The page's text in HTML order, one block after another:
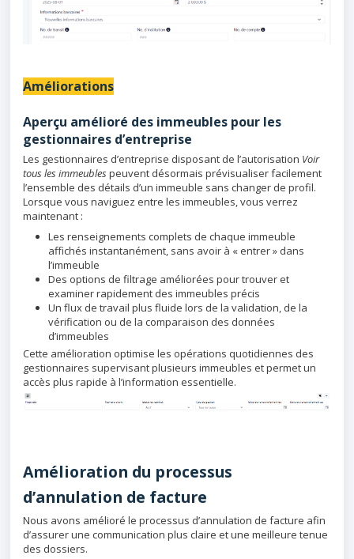
Améliorations
Aperçu amélioré des immeubles pour les
gestionnaires d’entreprise
Les gestionnaires d’entreprise disposant de l’autorisation Voir
tous les immeublespeuvent désormais prévisualiser facilement
l’ensemble des détails d’un immeuble sans changer de profil.
Lorsque vous naviguez entre les immeubles, vous verrez
maintenant :
Les renseignements complets de chaque immeuble
affichés instantanément, sans avoir à « entrer » dans
l’immeuble
Des options de filtrage améliorées pour trouver et
examiner rapidement des immeubles précis
Un flux de travail plus fluide lors de la validation, de la
vérification ou de la comparaison des données
d’immeubles
Cette amélioration optimise les opérations quotidiennes des
gestionnaires supervisant plusieurs immeubles et permet un
accès plus rapide à l’information essentielle.
Amélioration du processus
d’annulation de facture
Nous avons amélioré le processus d’annulation de facture afin
d’assurer une communication plus claire et une meilleure tenue
des dossiers.